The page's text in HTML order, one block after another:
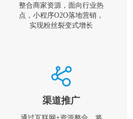
整合商家资源，面向行业热
点，小程序O2O落地营销，
实现粉丝裂变式增长
渠道推广